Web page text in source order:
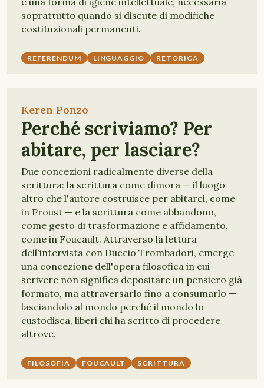
soprattutto quando si discute di modifiche
costituzionali permanenti.
REFERENDUM LINGUAGGIO RETORICA
Keren Ponzo
Perché scriviamo? Per
abitare, per lasciare?
Due concezioni radicalmente diverse della
scrittura: la scrittura come dimora — il luogo
altro che l'autore costruisce per abitarci, come
in Proust — e la scrittura come abbandono,
come gesto di trasformazione e affidamento,
come in Foucault. Attraverso la lettura
dell'intervista con Duccio Trombadori, emerge
una concezione dell'opera filosofica in cui
scrivere non significa depositare un pensiero già
formato, ma attraversarlo fino a consumarlo —
lasciandolo al mondo perché il mondo lo
custodisca, liberi chi ha scritto di procedere
altrove.
FILOSOFIA FOUCAULT SCRITTURA